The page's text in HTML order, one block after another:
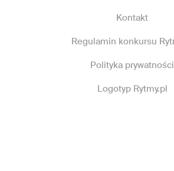
Kontakt
Regulamin konkursu
Polityka prywatności
Logotyp Rytmy.pl